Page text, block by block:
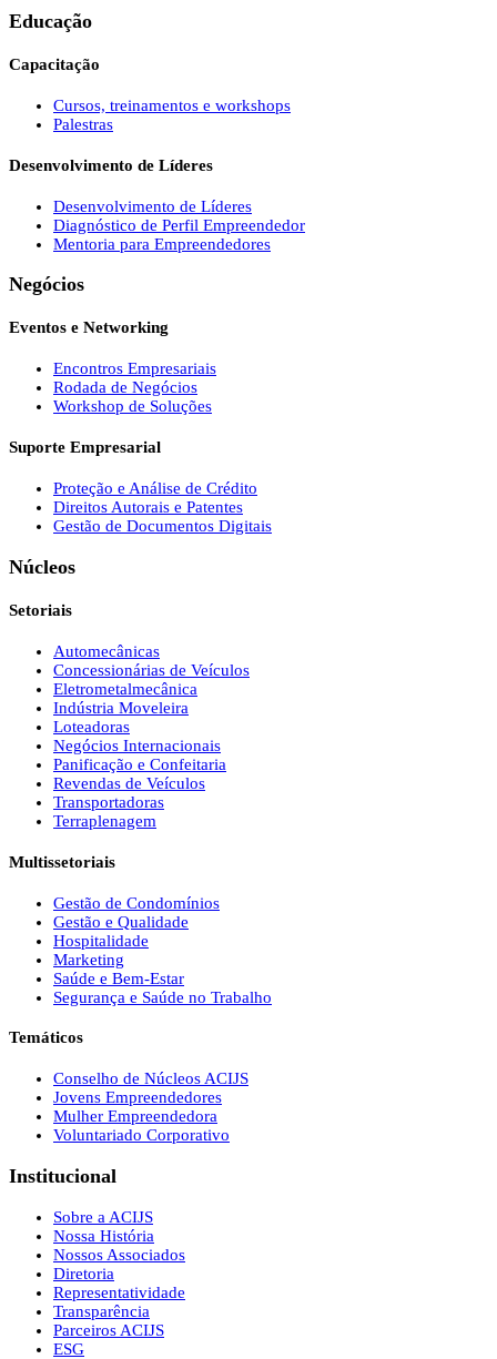
Educação
Capacitação
Cursos, treinamentos e workshops
Palestras
Desenvolvimento de Líderes
Desenvolvimento de Líderes
Diagnóstico de Perfil Empreendedor
Mentoria para Empreendedores
Negócios
Eventos e Networking
Encontros Empresariais
Rodada de Negócios
Workshop de Soluções
Suporte Empresarial
Proteção e Análise de Crédito
Direitos Autorais e Patentes
Gestão de Documentos Digitais
Núcleos
Setoriais
Automecânicas
Concessionárias de Veículos
Eletrometalmecânica
Indústria Moveleira
Loteadoras
Negócios Internacionais
Panificação e Confeitaria
Revendas de Veículos
Transportadoras
Terraplenagem
Multissetoriais
Gestão de Condomínios
Gestão e Qualidade
Hospitalidade
Marketing
Saúde e Bem-Estar
Segurança e Saúde no Trabalho
Temáticos
Conselho de Núcleos ACIJS
Jovens Empreendedores
Mulher Empreendedora
Voluntariado Corporativo
Institucional
Sobre a ACIJS
Nossa História
Nossos Associados
Diretoria
Representatividade
Transparência
Parceiros ACIJS
ESG